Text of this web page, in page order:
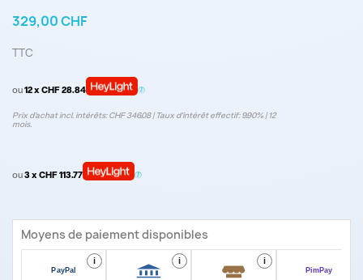
329,00 CHF
TTC
ou12 x CHF 28.84
Prix d’achat incl. intérêts: CHF 346.08 | Taux d‘intérêt effectif: 9.90% | 12
mois.
ou3 x CHF 113.77
Moyens de paiement disponibles
i i i